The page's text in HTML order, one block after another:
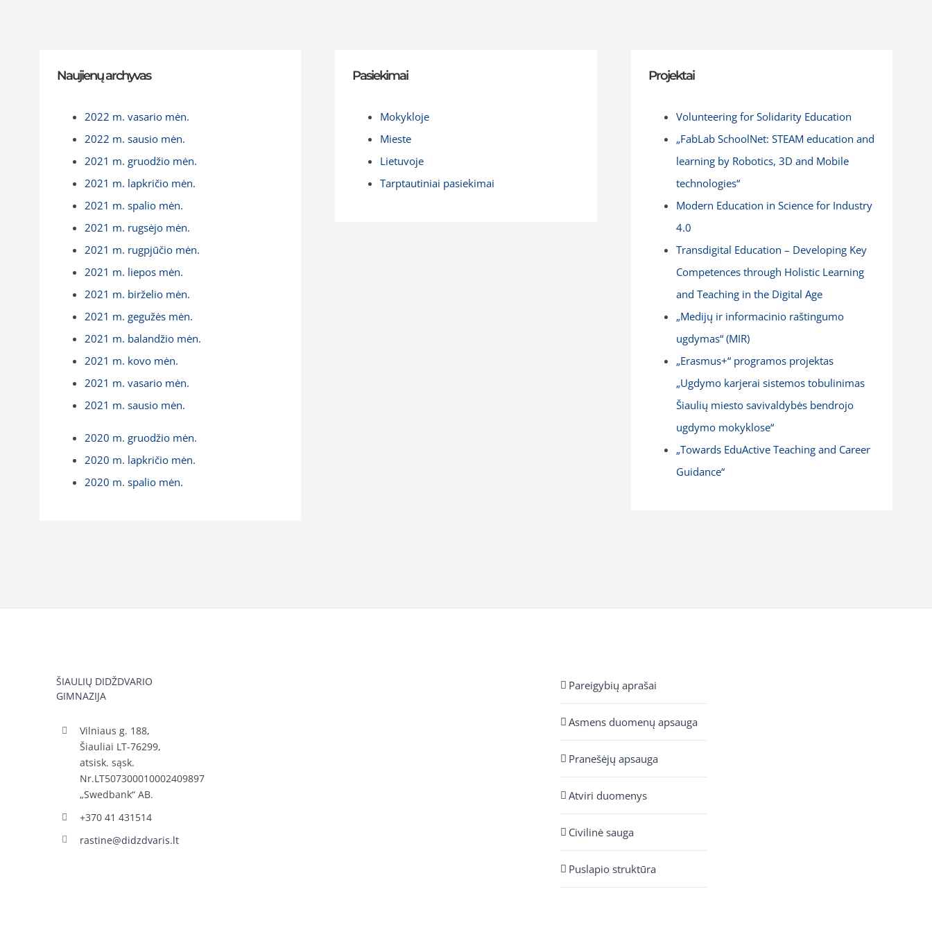
Naujienų archyvas
2022 m. vasario mėn.
2022 m. sausio mėn.
2021 m. gruodžio mėn.
2021 m. lapkričio mėn.
2021 m. spalio mėn.
2021 m. rugsėjo mėn.
2021 m. rugpjūčio mėn.
2021 m. liepos mėn.
2021 m. birželio mėn.
2021 m. gegužės mėn.
2021 m. balandžio mėn.
2021 m. kovo mėn.
2021 m. vasario mėn.
2021 m. sausio mėn.
2020 m. gruodžio mėn.
2020 m. lapkričio mėn.
2020 m. spalio mėn.
Pasiekimai
Mokykloje
Mieste
Lietuvoje
Tarptautiniai pasiekimai
Projektai
Volunteering for Solidarity Education
„FabLab SchoolNet: STEAM education and
learning by Robotics, 3D and Mobile
technologies“
Modern Education in Science for Industry
4.0
Transdigital Education – Developing Key
Competences through Holistic Learning
and Teaching in the Digital Age
„Medijų ir informacinio raštingumo
ugdymas“ (MIR)
„Erasmus+“ programos projektas
„Ugdymo karjerai sistemos tobulinimas
Šiaulių miesto savivaldybės bendrojo
ugdymo mokyklose“
„Towards EduActive Teaching and Career
Guidance“
ŠIAULIŲ DIDŽDVARIO
GIMNAZIJA
Vilniaus g. 188,
Šiauliai LT-76299,
atsisk. sąsk.
Nr.LT507300010002409897
„Swedbank“ AB.
+370 41 431514
rastine@didzdvaris.lt
Pareigybių aprašai
Asmens duomenų apsauga
Pranešėjų apsauga
Atviri duomenys
Civilinė sauga
Puslapio struktūra